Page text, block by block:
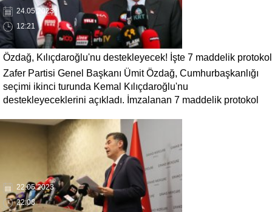
24.05.2023
12:21
Özdağ, Kılıçdaroğlu'nu destekleyecek! İşte 7 maddelik protokol
Zafer Partisi Genel Başkanı Ümit Özdağ, Cumhurbaşkanlığı
seçimi ikinci turunda Kemal Kılıçdaroğlu'nu
destekleyeceklerini açıkladı. İmzalanan 7 maddelik protokol
22.05.2023
22:08